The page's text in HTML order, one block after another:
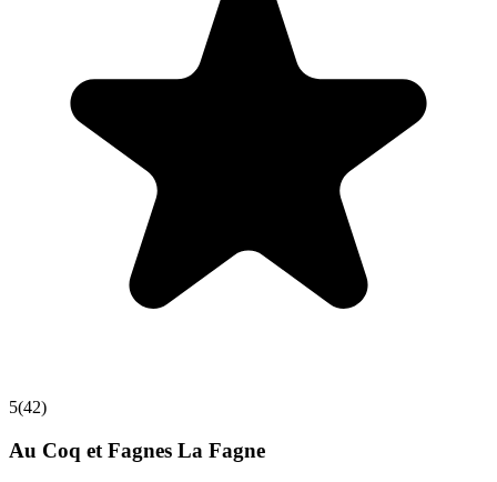
5(42)
Au Coq et Fagnes La Fagne